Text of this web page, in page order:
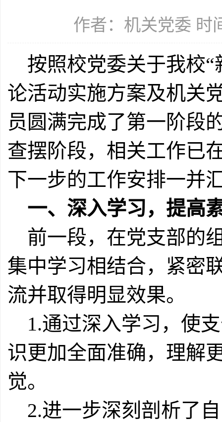
作者：机关党委 时
按照校党委关于我校“
论活动实施方案及机关
员圆满完成了第一阶段
查摆阶段，相关工作已
下一步的工作安排一并
一、深入学习，提高
前一段，在党支部的
集中学习相结合，紧密
流并取得明显效果。
1.通过深入学习，使
识更加全面准确，理解
觉。
2.进一步深刻剖析了